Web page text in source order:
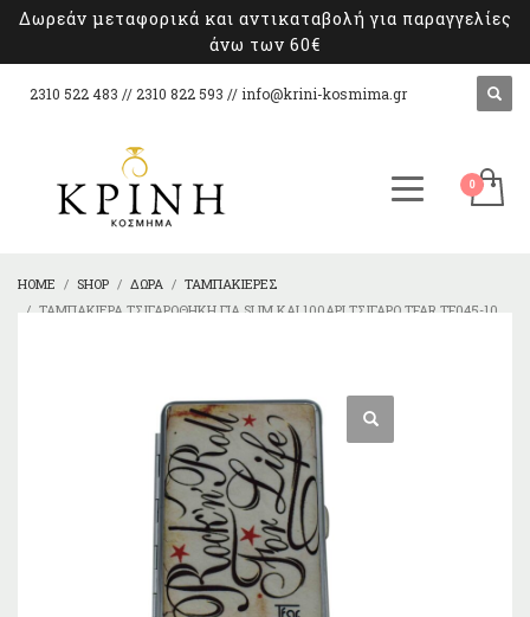
Δωρεάν μεταφορικά και αντικαταβολή για παραγγελίες
άνω των 60€
2310 522 483 // 2310 822 593 // info@krini-kosmima.gr
HOME SHOP ΔΏΡΑ
ΤΑΜΠΑΚΙΈΡΕΣ
ΤΑΜΠΑΚΙΈΡΑ TΣΙΓΑΡΟΘΉΚΗ ΓΙΑ SLIM ΚΑΙ 100ΑΡΙ ΤΣΙΓΆΡΟ TFAR TF045-10